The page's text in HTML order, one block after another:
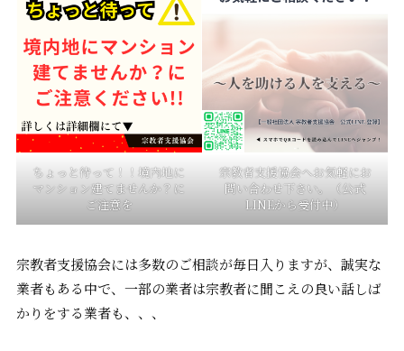
ちょっと待って！！境内地に
マンション建てませんか？に
ご注意を
宗教者支援協会へお気軽にお
問い合わせ下さい。（公式
LINEから受付中）
宗教者支援協会には多数のご相談が毎日入りますが、誠実な
業者もある中で、一部の業者は宗教者に聞こえの良い話しば
かりをする業者も、、、